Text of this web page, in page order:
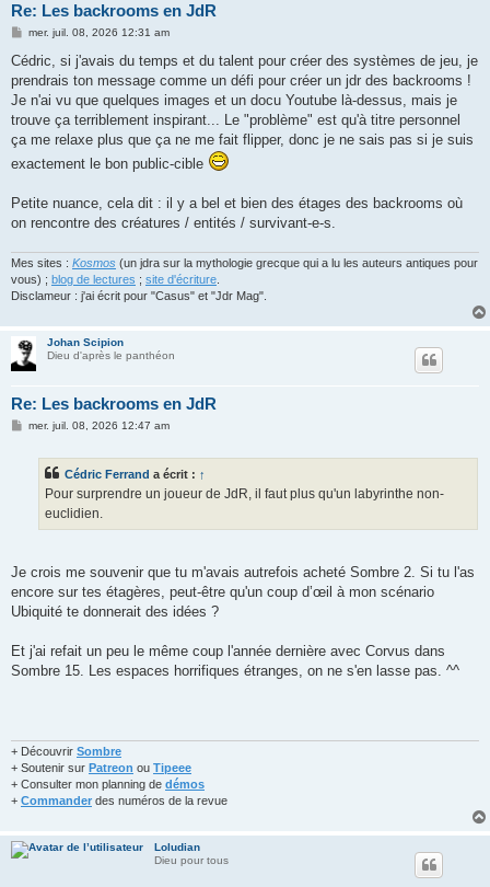
Re: Les backrooms en JdR
M
s
a
g
mer. juil. 08, 2026 12:31 am
Cédric, si j'avais du temps et du talent pour créer des systèmes de jeu, je
prendrais ton message comme un défi pour créer un jdr des backrooms !
Je n'ai vu que quelques images et un docu Youtube là-dessus, mais je
trouve ça terriblement inspirant... Le "problème" est qu'à titre personnel
ça me relaxe plus que ça ne me fait flipper, donc je ne sais pas si je suis
exactement le bon public-cible
Petite nuance, cela dit : il y a bel et bien des étages des backrooms où
on rencontre des créatures / entités / survivant-e-s.
Mes sites : Kosmos (un jdra sur la mythologie grecque qui a lu les auteurs antiques pour
vous) ; blog de lectures ; site d'écriture
Disclameur : j'ai écrit pour "Casus" et "Jdr Mag".
Johan Scipion
Dieu d'après le panthéon
Re: Les backrooms en JdR
Mmer. juil. 08, 2026 12:47 am
Cédric Ferrand a écrit : ↑
Pour surprendre un joueur de JdR, il faut plus qu'un labyrinthe non-
euclidien.
Je crois me souvenir que tu m'avais autrefois acheté Sombre 2. Si tu l'as
encore sur tes étagères, peut-être qu'un coup d’œil à mon scénario
Ubiquité te donnerait des idées ?
Et j'ai refait un peu le même coup l'année dernière avec Corvus dans
Sombre 15. Les espaces horrifiques étranges, on ne s'en lasse pas. ^^
+ Découvrir Sombre
+ Soutenir sur Patreon ou Tipeee
+ Consulter mon planning de démos
+ Commander des numéros de la revue
Loludian
Dieu pour tous